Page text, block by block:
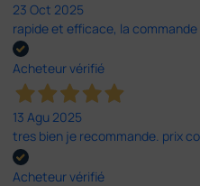
23 Oct 2025
rapide et efficace, la
Acheteur vérifié
13 Agu 2025
tres bien je recommande. prix
Acheteur vérifié